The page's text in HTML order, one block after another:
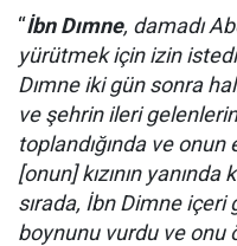
“İbn Dımne, damadı
yürütmek için izin
Dımne iki gün sonra
ve şehrin ileri
toplandığında ve
[onun] kızının
sırada, İbn Dimne içeri
boynunu vurdu ve onu